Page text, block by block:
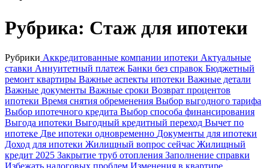
Рубрика: Стаж для ипотеки
Рубрики Аккредитованные компании ипотеки Актуальные
ставки Аннуитетный платеж Банки без справок Бюджетный
ремонт квартиры Важные аспекты ипотеки Важные детали
Важные документы Важные сроки Возврат процентов
ипотеки Время снятия обременения Выбор выгодного тарифа
Выбор ипотечного кредита Выбор способа финансирования
Выгода ипотеки Выгодный кредитный переход Вычет по
ипотеке Две ипотеки одновременно Документы для ипотеки
Доход для ипотеки Жилищный вопрос сейчас Жилищный
кредит 2025 Закрытие труб отопления Заполнение справки
Избежать налоговых проблем Изменения в квартире